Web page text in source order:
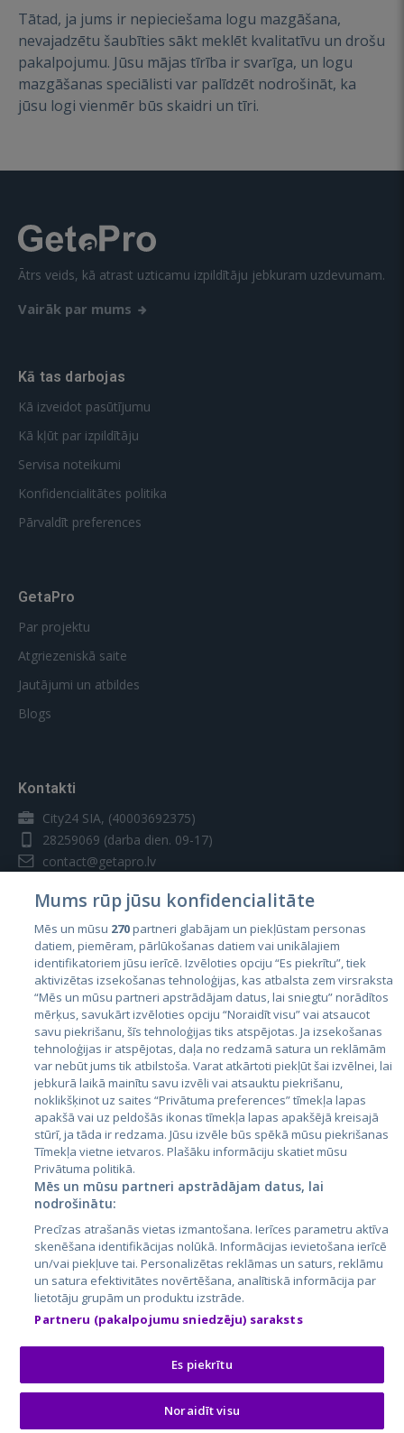
Tātad, ja jums ir nepieciešama logu mazgāšana,
nevajadzētu šaubīties sākt meklēt kvalitatīvu un drošu
pakalpojumu. Jūsu mājas tīrība ir svarīga, un logu
mazgāšanas speciālisti var palīdzēt nodrošināt, ka
jūsu logi vienmēr būs skaidri un tīri.
Ātrs veids, kā atrast uzticamu izpildītāju jebkuram uzdevumam.
Vairāk par mums
Kā tas darbojas
Kā izveidot pasūtījumu
Kā kļūt par izpildītāju
Servisa noteikumi
Konfidencialitātes politika
Pārvaldīt preferences
GetaPro
Par projektu
Atgriezeniskā saite
Jautājumi un atbildes
Blogs
Kontakti
City24 SIA, (40003692375)
28259069 (darba dien. 09-17)
contact@getapro.lv
Valstis
Igaunija
Latvija
Lietuva
City24.lv
City24.ee
GetaPro.lv
GetaPro.ee
Skelbiu.lt
Autoplius.lt
Aruodas.lt
CVbankas.lt
Kainos.lt
Paslaugos.lt
auto24.ee
Osta.ee
KuldneBörs.ee
Mums rūp jūsu konfidencialitāte
Mēs un mūsu 270partneri glabājam un piekļūstam personas
datiem, piemēram, pārlūkošanas datiem vai unikālajiem
identifikatoriem jūsu ierīcē. Izvēloties opciju “Es piekrītu”, tiek
aktivizētas izsekošanas tehnoloģijas, kas atbalsta zem virsraksta
“Mēs un mūsu partneri apstrādājam datus, lai sniegtu” norādītos
mērķus, savukārt izvēloties opciju “Noraidīt visu” vai atsaucot
savu piekrišanu, šīs tehnoloģijas tiks atspējotas. Ja izsekošanas
tehnoloģijas ir atspējotas, daļa no redzamā satura un reklāmām
var nebūt jums tik atbilstoša. Varat atkārtoti piekļūt šai izvēlnei, lai
jebkurā laikā mainītu savu izvēli vai atsauktu piekrišanu,
noklikšķinot uz saites “Privātuma preferences” tīmekļa lapas
apakšā vai uz peldošās ikonas tīmekļa lapas apakšējā kreisajā
stūrī, ja tāda ir redzama. Jūsu izvēle būs spēkā mūsu piekrišanas
Tīmekļa vietne ietvaros. Plašāku informāciju skatiet mūsu
Privātuma politikā.
Mēs un mūsu partneri apstrādājam datus, lai
nodrošinātu:
Precīzas atrašanās vietas izmantošana. Ierīces parametru aktīva
skenēšana identifikācijas nolūkā. Informācijas ievietošana ierīcē
un/vai piekļuve tai. Personalizētas reklāmas un saturs, reklāmu
un satura efektivitātes novērtēšana, analītiskā informācija par
lietotāju grupām un produktu izstrāde.
Partneru (pakalpojumu sniedzēju) saraksts
Es piekrītu
Noraidīt visu